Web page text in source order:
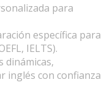
para
específica para
IELTS).
dinámicas,
inglés con confianza